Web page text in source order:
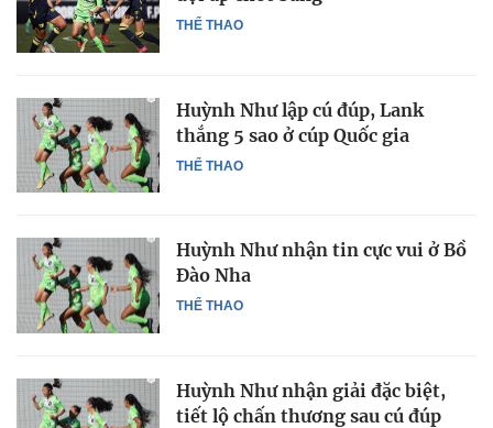
THỂ THAO
THỂ THAO
Huỳnh Như lập cú đúp, Lank
thắng 5 sao ở cúp Quốc gia
THỂ THAO
Huỳnh Như nhận tin cực vui ở Bồ
Đào Nha
Huỳnh Như nhận giải đặc biệt,
tiết lộ chấn thương sau cú đúp